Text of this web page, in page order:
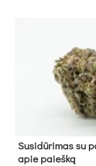
Su­si­dū­ri­mas su
apie paieš­ką